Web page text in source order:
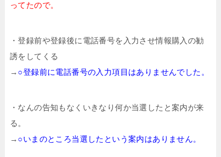
ってたので。
・登録前や登録後に電話番号を入力させ情報購入の勧
誘をしてくる
→ ○登録前に電話番号の入力項目はありませんでした。
・なんの告知もなくいきなり何か当選したと案内が来
る。
→ ○いまのところ当選したという案内はありません。